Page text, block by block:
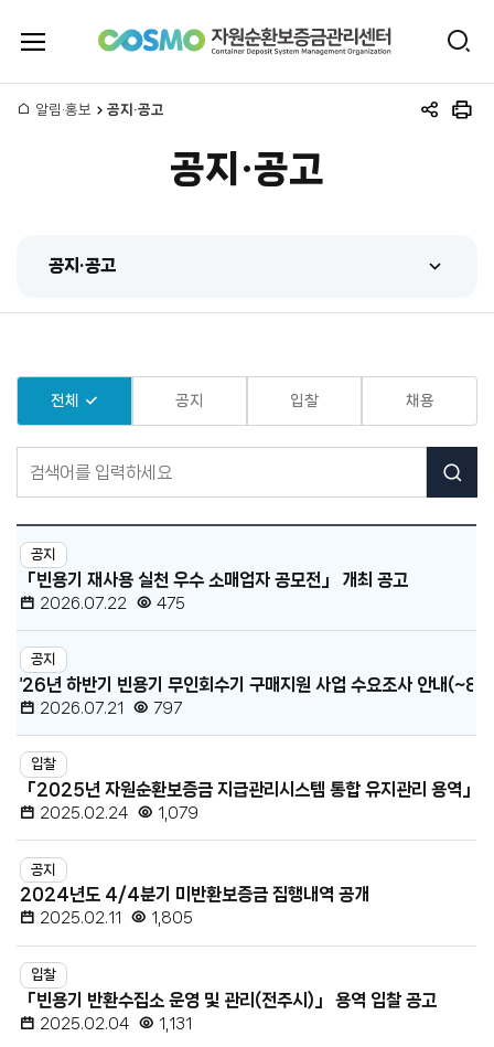
자
보
금
관
리
센
터
전
체
메
뉴
검
공지·공고
공지·공고
홍보동영상
간행물
홈
알림·홍보 공지·공고
공
인
공지·공고
전체 공지 입찰 채용
공
고
검
색
공
지
고
목
록
-
번
호,
분
류,
제
목,
등
록
일,
첨
부
공지
「빈용기 재사용 실천 우수 소매업자 공모전」 개최 공고
2026.07.22 475
공지
'26년 하반기 빈용기 무인회수기 구매지원 사업 수요조사 안내
2026.07.21 797
입찰
「2025년 자원순환보증금 지급관리시스템 통합 유지관리 용역」
2025.02.24 1,079
공지
2024년도 4/4분기 미반환보증금 집행내역 공개
2025.02.11 1,805
입찰
「빈용기 반환수집소 운영 및 관리(전주시)」 용역 입찰 공고
2025.02.04 1,131